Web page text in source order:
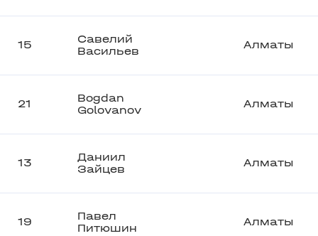
15
Савелий
Васильев
Алматы
21
Bogdan
Golovanov
Алматы
13
Даниил
Зайцев
Алматы
19
Павел
Питюшин
Алматы